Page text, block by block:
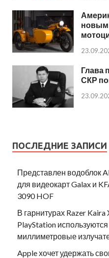
новым
Глава
СКР
ПОСЛЕДНИЕ ЗАПИСИ
Представлен водоблок
для видеокарт Galax и
3090 HOF
В гарнитурах Razer
PlayStation
миллиметровые
Apple хочет удержать